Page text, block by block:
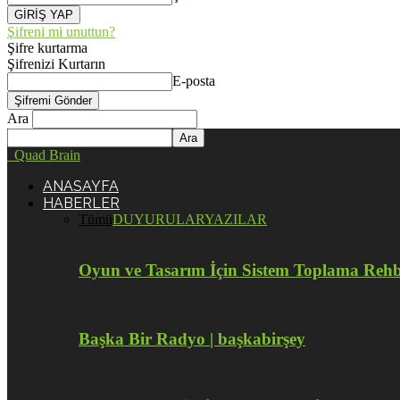
Şifreni mi unuttun?
Şifre kurtarma
Şifrenizi Kurtarın
E-posta
Ara
Quad Brain
ANASAYFA
HABERLER
TümüDUYURULARYAZILAR
Oyun ve Tasarım İçin Sistem Toplama
Başka Bir Radyo | başkabirşey